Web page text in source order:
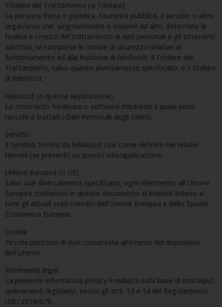
Titolare del Trattamento (o Titolare)
La persona fisica o giuridica, l’autorità pubblica, il servizio o altro
organismo che, singolarmente o insieme ad altri, determina le
finalità e i mezzi del trattamento di dati personali e gli strumenti
adottati, ivi comprese le misure di sicurezza relative al
funzionamento ed alla fruizione di felisloci.it. Il Titolare del
Trattamento, salvo quanto diversamente specificato, è il titolare
di felisloci.it.
felisloci.it (o questa Applicazione)
Lo strumento hardware o software mediante il quale sono
raccolti e trattati i Dati Personali degli Utenti.
Servizio
Il Servizio fornito da felisloci.it così come definito nei relativi
termini (se presenti) su questo sito/applicazione.
Unione Europea (o UE)
Salvo ove diversamente specificato, ogni riferimento all’Unione
Europea contenuto in questo documento si intende esteso a
tutti gli attuali stati membri dell’Unione Europea e dello Spazio
Economico Europeo.
Cookie
Piccola porzione di dati conservata all’interno del dispositivo
dell’Utente.
Riferimenti legali
La presente informativa privacy è redatta sulla base di molteplici
ordinamenti legislativi, inclusi gli artt. 13 e 14 del Regolamento
(UE) 2016/679.